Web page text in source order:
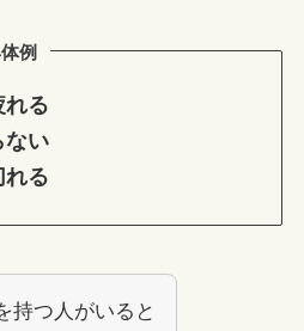
例
れる
ない
れる
持つ人がいると